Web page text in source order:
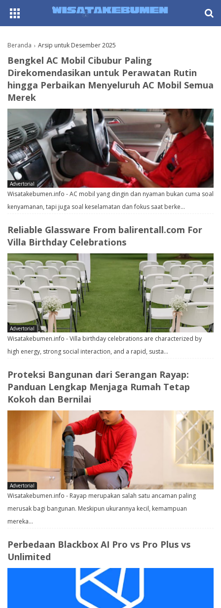
Beranda Arsip untuk Desember 2025
Bengkel AC Mobil Cibubur Paling
Direkomendasikan untuk Perawatan Rutin
hingga Perbaikan Menyeluruh AC Mobil Semua
Merek
Advertorial
Wisatakebumen.info - AC mobil yang dingin dan nyaman bukan cuma soal
kenyamanan, tapi juga soal keselamatan dan fokus saat berke…
Reliable Glassware From balirentall.com For
Villa Birthday Celebrations
Advertorial
Wisatakebumen.info - Villa birthday celebrations are characterized by
high energy, strong social interaction, and a rapid, susta…
Proteksi Bangunan dari Serangan Rayap:
Panduan Lengkap Menjaga Rumah Tetap
Kokoh dan Bernilai
Advertorial
Wisatakebumen.info - Rayap merupakan salah satu ancaman paling
merusak bagi bangunan. Meskipun ukurannya kecil, kemampuan
mereka…
Perbedaan Blackbox AI Pro vs Pro Plus vs
Unlimited